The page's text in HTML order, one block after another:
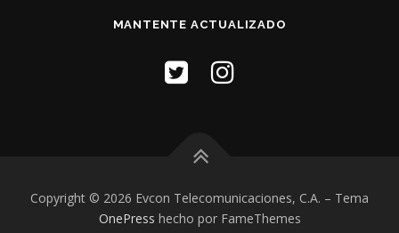
MANTENTE ACTUALIZADO
Copyright © 2026 Evcon Telecomunicaciones, C.A. – Tema
OnePress hecho por FameThemes